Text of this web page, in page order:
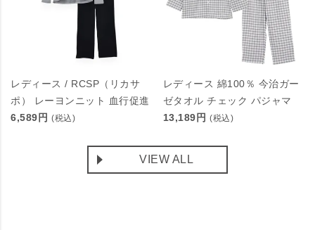
レディース / RCSP（リカサ
ポ） レーヨンニット 血行促進
6,589円 (税込)
レディース 綿100％ 今治ガー
ゼタオル チェック パジャマ
13,189円 (税込)
VIEW ALL